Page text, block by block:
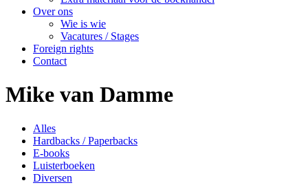
Over ons
Wie is wie
Vacatures / Stages
Foreign rights
Contact
Mike van Damme
Alles
Hardbacks / Paperbacks
E-books
Luisterboeken
Diversen